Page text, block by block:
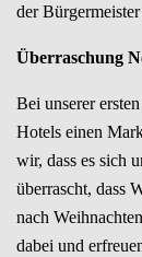
der
Überraschung
Bei unserer
Hotels einen
wir, dass es sich
überrascht, dass
nach
dabei und